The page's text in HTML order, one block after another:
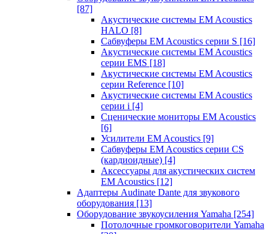
[87]
Акустические системы EM Acoustics
HALO [8]
Сабвуферы EM Acoustics серии S [16]
Акустические системы EM Acoustics
серии EMS [18]
Акустические системы EM Acoustics
серии Reference [10]
Акустические системы EM Acoustics
серии i [4]
Сценические мониторы EM Acoustics
[6]
Усилители EM Acoustics [9]
Сабвуферы EM Acoustics серии CS
(кардиоидные) [4]
Аксессуары для акустических систем
EM Acoustics [12]
Адаптеры Audinate Dante для звукового
оборудования [13]
Оборудование звукоусиления Yamaha [254]
Потолочные громкоговорители Yamaha